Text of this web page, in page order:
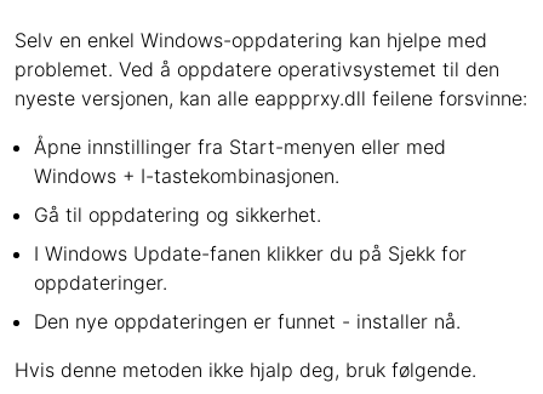
Selv en enkel Windows-oppdatering kan hjelpe med
problemet. Ved å oppdatere operativsystemet til den
nyeste versjonen, kan alle eappprxy.dll feilene forsvinne:
Åpne innstillinger fra Start-menyen eller med
Windows + I-tastekombinasjonen.
Gå til oppdatering og sikkerhet.
I Windows Update-fanen klikker du på Sjekk for
oppdateringer.
Den nye oppdateringen er funnet - installer nå.
Hvis denne metoden ikke hjalp deg, bruk følgende.